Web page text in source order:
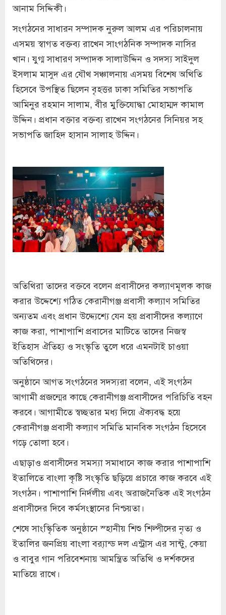
আনাম সিদ্দিকী।
সংগঠনের সাধারন সম্পাদক নুরুল আলম এর পরিচালনায়
এসময় স্বাগত বক্তব্য রাখেন সাংগঠনিক সম্পাদক নাসির
খান। যুগ্ম সাধারণ সম্পাদক সালাউদ্দিন ও সদস্য সাইদুল
ইসলাম মাসুদ এর যৌথ সঞ্চালনায় এসময় বিশেষ অথিতি
হিসেবে উপস্থিত ছিলেন বৃহত্তর ঢাকা সমিতির সভাপতি
আমিনুর রহমান সালাম, বীর মুক্তিযোদ্ধা মোহাম্মদ কামাল
উদ্দিন। প্রধান বক্তার বক্তব্য রাখেন সংগঠনের সিনিয়র সহ‌
সভাপতি জাহিদ হাসান সালাহ উদ্দিন।
অতিথিরা তাদের বক্তবে বলেন প্রবাসীদের কল্যাণমূলক কাজ
করার উদ্দেশ্যে গঠিত কেরানীগঞ্জ প্রবাসী কল্যাণ সমিতির
অন্যতম এবং প্রধান উদ্দ্যেশ্যে যেন হয় প্রবাসীদের কল্যাণে
কাজ করা, পাশাপাশি প্রবাসের মাটিতে তাদের নিজস্ব
ইতিহাস ঐতিহ্য ও সংস্কৃতি তুলে ধরে এমনটাই চাওয়া
অতিথিদের।
অনুষ্ঠানে আগত সংগঠনের সদস্যরা বলেন, এই সংগঠন
আগামী প্রজন্মের কাছে কেরানীগঞ্জ প্রবাসীদের পরিচিতি বহন
করবে। আগামীতে স্বচ্ছতার মধ্য দিয়ে ঐক্যবদ্ধ হয়ে
কেরানীগঞ্জ প্রবাসী কল্যাণ সমিতি মানবিক সংগঠন হিসেবে
গড়ে তোলা হবে।
এছাড়াও প্রবাসীদের সমস্যা সমাধানে কাজ করার পাশাপাশি
ইতালিতে বাংলা কৃষ্টি সংস্কৃতি ছড়িয়ে প্রচারে কাজ করবে এই
সংগঠন। পাশাপাশি নির্দলীয় এবং অরাজনৈতিক এই সংগঠন
প্রবাসীদের দিবে কর্মসংস্থানের নিশ্চয়তা।
শেষে সাংস্কিৃতিক অনুষ্ঠানে স্হানীয় শিশু শিল্পীদের নৃত্য ও
ইতালির জনপ্রিয় বাংলা ব্র‍্যান্ড দল এন্ট্রাস‌ এর সান্টু, কেয়া
ও বাবুর গান পরিবেশনায় আমন্ত্রিত অতিথি ও দর্শকদের
মাতিয়ে রাখে।